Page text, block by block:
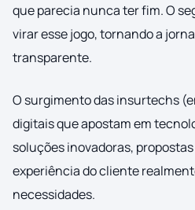
que parecia nunca ter fim. O
virar esse jogo, tornando a
transparente.
O surgimento das insurtechs
digitais que apostam em
soluções inovadoras,
experiência do cliente
necessidades.